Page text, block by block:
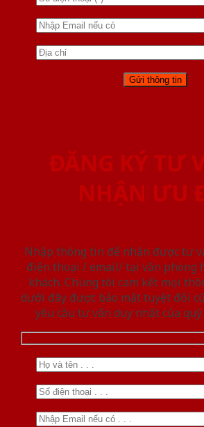
ĐĂNG KÝ TƯ
NHẬN ƯU
Nhập thông tin để nhận được tư
điện thoại / email/ tại văn phòng
khách. Chúng tôi cam kết mọi
dưới đây được bảo mật tuyệt đối
yêu cầu tư vấn duy nhất của